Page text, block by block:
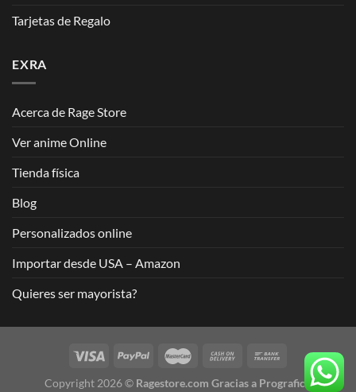
Tarjetas de Regalo
EXRA
Acerca de Rage Store
Ver anime Online
Tienda física
Blog
Personalizados online
Importar desde USA – Amazon
Quieres ser mayorista?
Copyright 2026 © Ragestore.com Gracias a Prograficx